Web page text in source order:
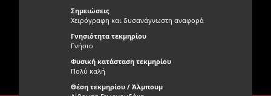
Σημειώσεις
Χειρόγραφη και δυσανάγνωστη αναφορά
Γνησιότητα τεκμηρίου
Γνήσιο
Φυσική κατάσταση τεκμηρίου
Πολύ καλή
Θέση τεκμηρίου / Άλμπουμ